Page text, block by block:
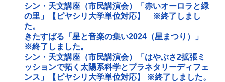
シン・天文講座（市民講演会）「赤いオーロラと緑
の里」【ピヤシリ大学単位対応】 ※終了しまし
た。
きたすばる「星と音楽の集い2024（星まつり）」
※終了しました。
シン・天文講座（市民講演会）「はやぶさ2拡張ミ
ッションで拓く太陽系科学とプラネタリーディフェ
ンス」【ピヤシリ大学単位対応】 ※終了しました。